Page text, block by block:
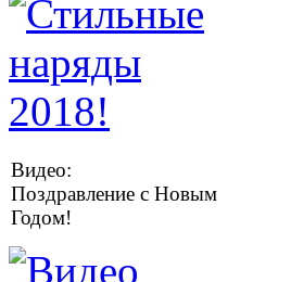
Видео:
Поздравление с Новым
Годом!